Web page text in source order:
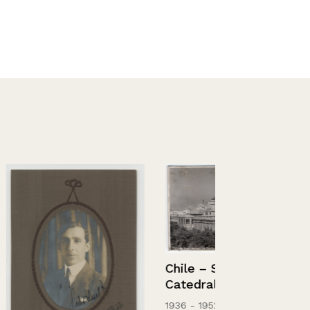
Chile – Santiago, La
Catedral
1936 - 1952